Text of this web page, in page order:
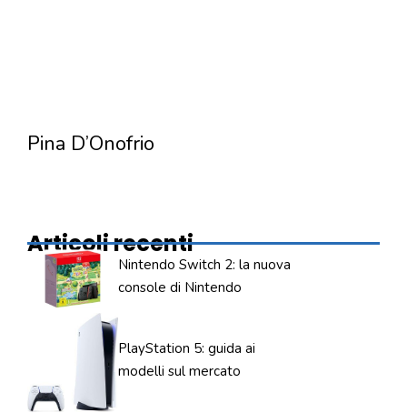
Pina D’Onofrio
Articoli recenti
Nintendo Switch 2: la nuova
console di Nintendo
PlayStation 5: guida ai
modelli sul mercato